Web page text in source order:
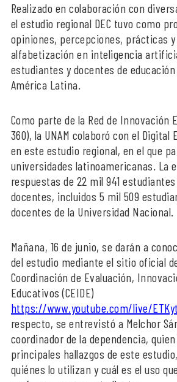
Realizado en colaboración con
el estudio regional DEC tuvo como
opiniones, percepciones, prácticas
alfabetización en inteligencia
estudiantes y docentes de
América Latina.
Como parte de la Red de Innovación
360), la UNAM colaboró con el Digital
en este estudio regional, en el que
universidades latinoamericanas. La
respuestas de 22 mil 941 estudiantes
docentes, incluidos 5 mil 509
docentes de la Universidad Nacional.
Mañana, 16 de junio, se darán a
del estudio mediante el sitio oficial
Coordinación de Evaluación,
Educativos (CEIDE)
https://www.youtube.com/live/
respecto, se entrevistó a Melchor
coordinador de la dependencia,
principales hallazgos de este
quiénes lo utilizan y cuál es el uso